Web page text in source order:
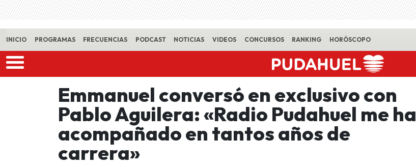
INICIO PROGRAMAS FRECUENCIAS PODCAST NOTICIAS VIDEOS CONCURSOS RANKING HORÓSCOPO
Emmanuel conversó en exclusivo con
Pablo Aguilera: «Radio Pudahuel me ha
acompañado en tantos años de
carrera»